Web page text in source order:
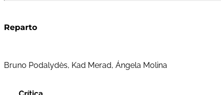
Reparto
Bruno Podalydès, Kad Merad, Ángela Molina